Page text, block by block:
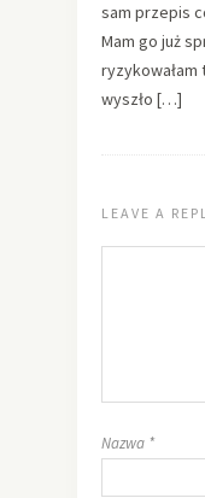
sam przepis
Mam go już
wyszło […]
LEAVE A
Nazwa *